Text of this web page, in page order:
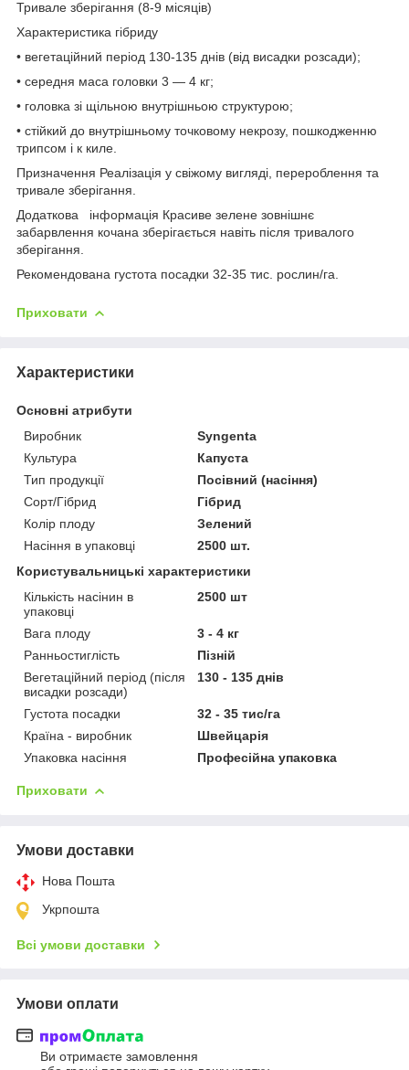
Тривале зберігання (8-9 місяців)
Характеристика гібриду
• вегетаційний період 130-135 днів (від висадки розсади);
• середня маса головки 3 — 4 кг;
• головка зі щільною внутрішньою структурою;
• стійкий до внутрішньому точковому некрозу, пошкодженню
трипсом і к киле.
Призначення Реалізація у свіжому вигляді, перероблення та
тривале зберігання.
Додаткова інформація Красиве зелене зовнішнє
забарвлення кочана зберігається навіть після тривалого
зберігання.
Рекомендована густота посадки 32-35 тис. рослин/га.
Приховати
Характеристики
Основні атрибути
Виробник
Syngenta
Культура
Капуста
Тип продукції
Посівний (насіння)
Сорт/Гібрид
Гібрид
Колір плоду
Зелений
Насіння в упаковці
2500 шт.
Користувальницькі характеристики
Кількість насінин в
упаковці
2500 шт
Вага плоду
3 - 4 кг
Ранньостиглість
Пізній
Вегетаційний період (після
висадки розсади)
130 - 135 днів
Густота посадки
32 - 35 тис/га
Країна - виробник
Швейцарія
Упаковка насіння
Професійна упаковка
Приховати
Умови доставки
Нова Пошта
Укрпошта
Всі умови доставки
Умови оплати
Ви отримаєте замовлення